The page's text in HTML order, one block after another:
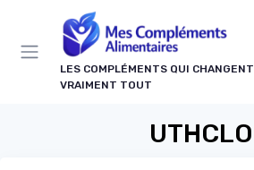
LES COMPLÉMENTS QUI CHANGENT
VRAIMENT TOUT
UTHCLO
Panneau de gestion des cookies